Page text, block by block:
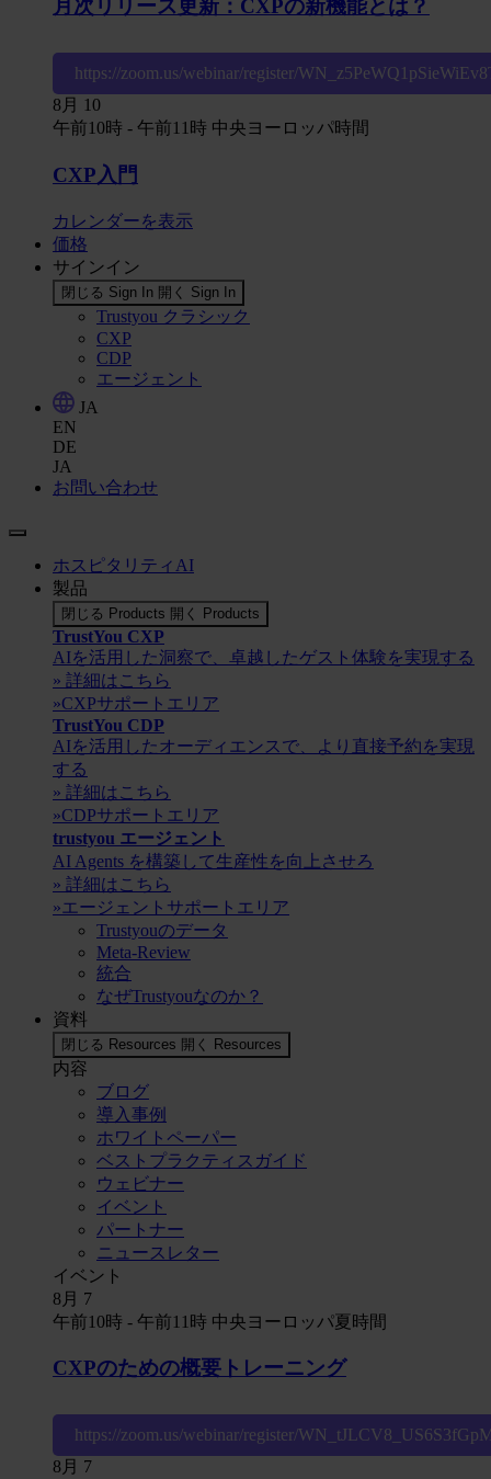
月次リリース更新：CXPの新機能とは？
https://zoom.us/webinar/register/
8月
10
午前10時 - 午前11時 中央ヨーロッパ時間
CXP入門
カレンダーを表示
価格
サインイン
閉じる Sign In 開く Sign In
Trustyou クラシック
CXP
CDP
エージェント
JA
EN
DE
JA
お問い合わせ
ホスピタリティAI
製品
閉じる Products 開く Products
TrustYou CXP
AIを活用した洞察で、卓越したゲスト体験を実現する
» 詳細はこちら
»CXPサポートエリア
TrustYou CDP
AIを活用したオーディエンスで、より直接予約を実現
する
» 詳細はこちら
»CDPサポートエリア
trustyou エージェント
AI Agents を構築して生産性を向上させろ
» 詳細はこちら
»エージェントサポートエリア
Trustyouのデータ
Meta-Review
統合
なぜTrustyouなのか？
資料
閉じる Resources 開く Resources
内容
ブログ
導入事例
ホワイトペーパー
ベストプラクティスガイド
ウェビナー
イベント
パートナー
ニュースレター
イベント
8月 7
午前10時 - 午前11時 中央ヨーロッパ夏時間
CXPのための概要トレーニング
https://zoom.us/webinar/register/
8月 7